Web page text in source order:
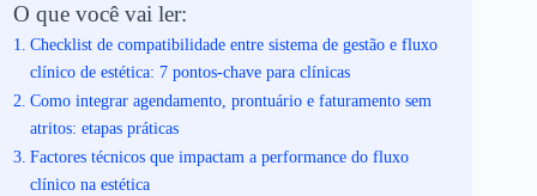
O que você vai ler:
Checklist de compatibilidade entre sistema de gestão e fluxo
clínico de estética: 7 pontos-chave para clínicas
Como integrar agendamento, prontuário e faturamento sem
atritos: etapas práticas
Factores técnicos que impactam a performance do fluxo
clínico na estética